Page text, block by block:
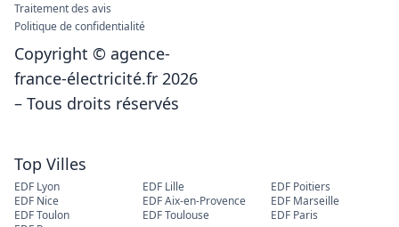
Top Villes
EDF Lyon EDF Lille
EDF Poitiers
EDF Nice
EDF Aix-en-Provence
EDF Marseille
EDF Toulon
EDF Toulouse
EDF Paris
Traitement des avis
Politique de confidentialité
Copyright © agence-
france-électricité.fr 2026
– Tous droits réservés